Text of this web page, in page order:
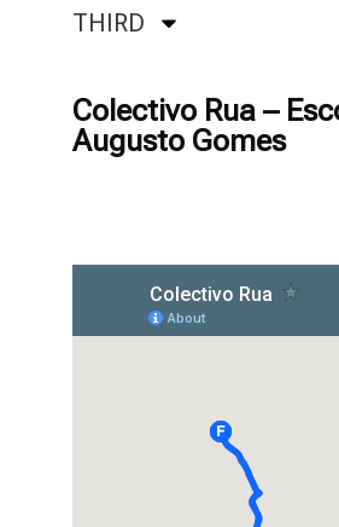
THIRD
Colectivo Rua –
Augusto Gomes